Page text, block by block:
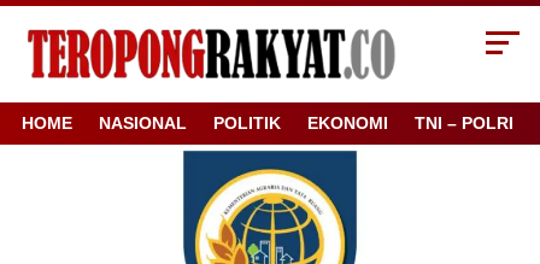
HOME NASIONAL POLITIK EKONOMI TNI – POLRI